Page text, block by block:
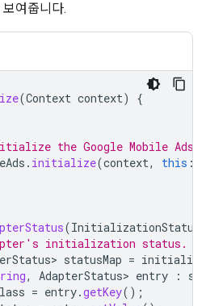
여줍니다.
(Context context)
{
the Google Mobile Ads
. initialize(context, this ::
(InitializationStatus
initialization status.
> statusMap =
, AdapterStatus> entry :
= entry.getKey();